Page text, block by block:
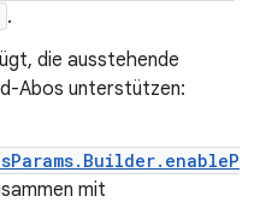
.
die ausstehende
Abos unterstützen:
mit